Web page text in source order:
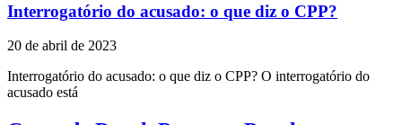
Interrogatório do acusado: o que diz o CPP?
20 de abril de 2023
Interrogatório do acusado: o que diz o CPP? O interrogatório do
acusado está